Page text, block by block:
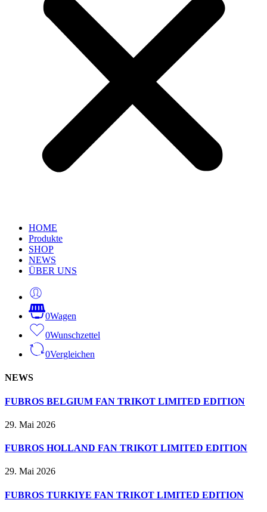
HOME
Produkte
SHOP
NEWS
ÜBER UNS
0Wagen
0Wunschzettel
0Vergleichen
NEWS
FUBROS BELGIUM FAN TRIKOT LIMITED EDITION
29. Mai 2026
FUBROS HOLLAND FAN TRIKOT LIMITED EDITION
29. Mai 2026
FUBROS TURKIYE FAN TRIKOT LIMITED EDITION